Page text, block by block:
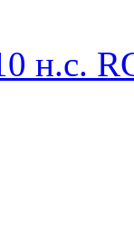
н.с.